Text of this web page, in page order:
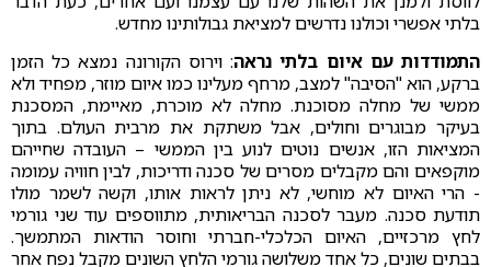
בלתי אפשרי וכולנו נדרשים למציאת גבולותינו מחדש.
התמודדות עם איום בלתי נראה: וירוס הקורונה נמצא כל הזמן
ברקע, הוא "הסיבה" למצב, מרחף מעלינו כמו איום מוזר, מפחיד ולא
ממשי של מחלה מסוכנת. מחלה לא מוכרת, מאיימת, המסכנת
בעיקר מבוגרים וחולים, אבל משתקת את מרבית העולם. בתוך
המציאות הזו, אנשים נוטים לנוע בין הממשי – העובדה שחייהם
מוקפאים והם מקבלים מסרים של סכנה ודריכות, לבין חוויה עמומה
- הרי האיום לא מוחשי, לא ניתן לראות אותו, וקשה לשמר מולו
תודעת סכנה. מעבר לסכנה הבריאותית, מתווספים עוד שני גורמי
לחץ מרכזיים, האיום הכלכלי-חברתי וחוסר הודאות המתמשך.
בבתים שונים, כל אחד משלושה גורמי הלחץ השונים מקבל נפח אחר